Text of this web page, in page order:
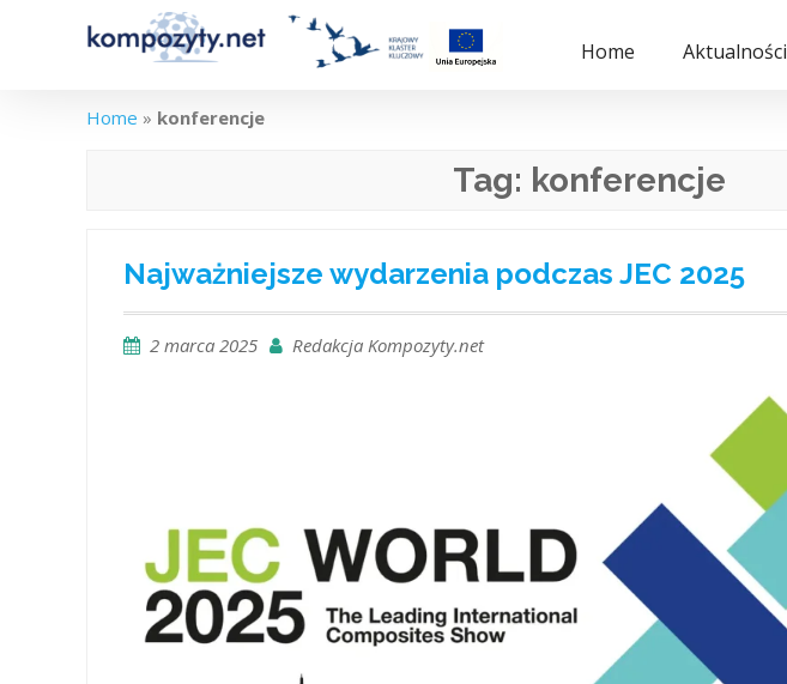
Home Aktualności
Home » konferencje
Tag: konferencje
Najważniejsze wydarzenia podczas JEC 2025
2 marca 2025 Redakcja Kompozyty.net